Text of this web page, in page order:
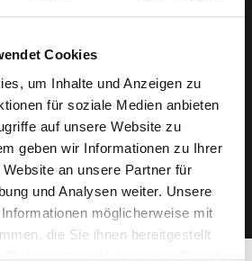
Cookies
um Inhalte und Anzeigen zu
für soziale Medien anbieten
auf unsere Website zu
geben wir Informationen zu Ihrer
an unsere Partner für
und Analysen weiter. Unsere
möglicherweise mit
die Sie ihnen bereitgestellt
Rahmen Ihrer Nutzung der Dienste
zur Kenntnis genommen. Ich stimme
gespeichert werden.
jederzeit für die Zukunft per E-Mail
widerrufen. *
Absenden